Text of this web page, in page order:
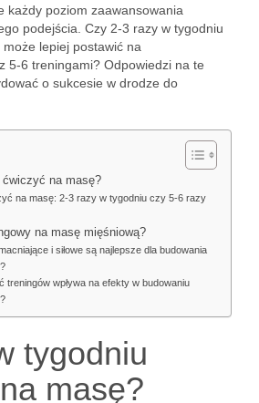
każdy poziom zaawansowania
podejścia. Czy 2-3 razy w tygodniu
lepiej postawić na
z 5-6 treningami? Odpowiedzi na te
o sukcesie w drodze do
na masę?
na masę: 2-3 razy w tygodniu czy 5-6 razy
na masę mięśniową?
i siłowe są najlepsze dla budowania
treningów wpływa na efekty w budowaniu
tygodniu
masę?